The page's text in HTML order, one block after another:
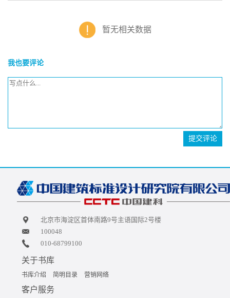
暂无相关数据
我也要评论
提交评论
北京市海淀区首体南路9号主语国际2号楼
100048
010-68799100
关于书库
书库介绍 简明目录 营销网络
客户服务